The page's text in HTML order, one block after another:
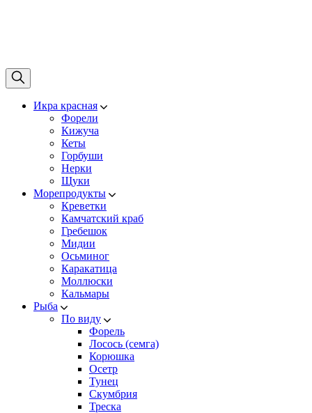
Икра красная
Форели
Кижуча
Кеты
Горбуши
Нерки
Щуки
Морепродукты
Креветки
Камчатский краб
Гребешок
Мидии
Осьминог
Каракатица
Моллюски
Кальмары
Рыба
По виду
Форель
Лосось (семга)
Корюшка
Осетр
Тунец
Скумбрия
Треска